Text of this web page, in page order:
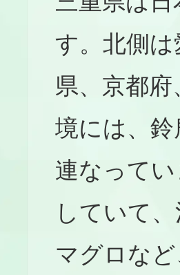
す。北側
県、京都
境には、
連なって
していて
マグロな